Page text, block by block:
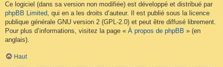
Ce logiciel (dans sa version non modifiée) est développé et distribué par
phpBB Limited, qui en a les droits d’auteur. Il est publié sous la licence
publique générale GNU version 2 (GPL-2.0) et peut être diffusé librement.
Pour plus d’informations, visitez la page « À propos de phpBB » (en
anglais).
Haut